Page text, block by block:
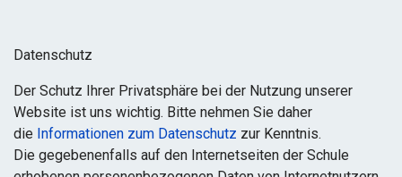
Datenschutz
Der Schutz Ihrer Privatsphäre bei der Nutzung unserer
Website ist uns wichtig. Bitte nehmen Sie daher
die Informationen zum Datenschutz zur Kenntnis.
Die gegebenenfalls auf den Internetseiten der Schule